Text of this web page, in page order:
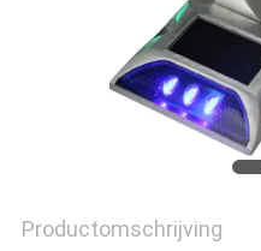
Productomschrijving